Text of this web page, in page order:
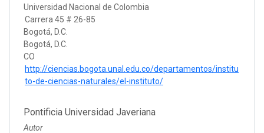
Universidad Nacional de Colombia
Carrera 45 # 26-85
Bogotá, D.C.
Bogotá, D.C.
CO
http://ciencias.bogota.unal.edu.co/departamentos/institu
to-de-ciencias-naturales/el-instituto/
Pontificia Universidad Javeriana
Autor